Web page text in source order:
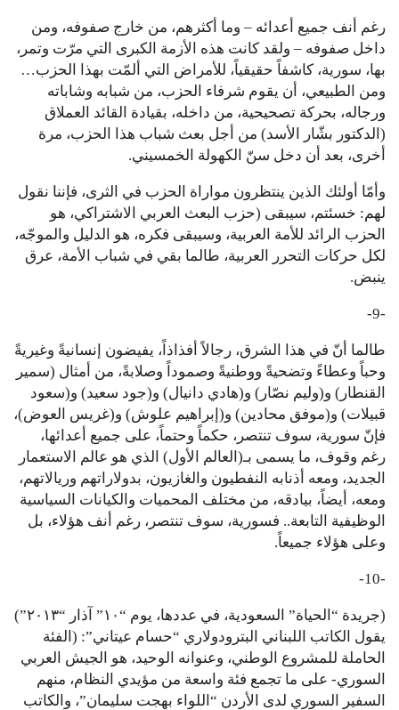
رغم أنف جميع أعدائه – وما أكثرهم، من خارج صفوفه، ومن
داخل صفوفه – ولقد كانت هذه الأزمة الكبرى التي مرّت وتمر،
بها، سورية، كاشفاً حقيقياً، للأمراض التي ألمّت بهذا الحزب…
ومن الطبيعي، أن يقوم شرفاء الحزب، من شبابه وشاباته
ورجاله، بحركة تصحيحية، من داخله، بقيادة القائد العملاق
(الدكتور بشّار الأسد) من أجل بعث شباب هذا الحزب، مرة
أخرى، بعد أن دخل سنّ الكهولة الخمسيني.
وأمّا أولئك الذين ينتظرون مواراة الحزب في الثرى، فإننا نقول
لهم: خسئتم، سيبقى (حزب البعث العربي الاشتراكي، هو
الحزب الرائد للأمة العربية، وسيبقى فكره، هو الدليل والموجّه،
لكل حركات التحرر العربية، طالما بقي في شباب الأمة، عرق
ينبض.
-9-
طالما أنّ في هذا الشرق، رجالاً أفذاذاً، يفيضون إنسانيةً وغيريةً
وحباً وعطاءً وتضحيةً ووطنيةً وصموداً وصلابةً، من أمثال (سمير
القنطار) و(وليم نصّار) و(هادي دانيال) و(جود سعيد) و(سعود
قبيلات) و(موفق محادين) و(إبراهيم علوش) و(غريس العوض)،
فإنّ سورية، سوف تنتصر، حكماً وحتماً، على جميع أعدائها،
رغم وقوف، ما يسمى بـ(العالم الأول) الذي هو عالم الاستعمار
الجديد، ومعه أذنابه النفطيون والغازيون، بدولاراتهم وريالاتهم،
ومعه، أيضاً، بيادقه، من مختلف المحميات والكيانات السياسية
الوظيفية التابعة.. فسورية، سوف تنتصر، رغم أنف هؤلاء، بل
وعلى هؤلاء جميعاً.
-10-
(جريدة “الحياة” السعودية، في عددها، يوم “١٠” آذار “٢٠١٣”)
يقول الكاتب اللبناني البترودولاري “حسام عيتاني”: (الفئة
الحاملة للمشروع الوطني، وعنوانه الوحيد، هو الجيش العربي
السوري- على ما تجمع فئة واسعة من مؤيدي النظام، منهم
السفير السوري لدى الأردن “اللواء بهجت سليمان”، والكاتب